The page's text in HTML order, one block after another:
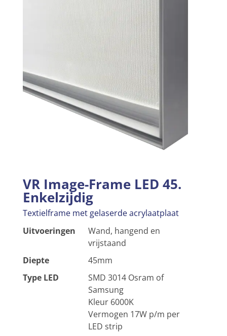
VR Image-Frame LED 45.
Enkelzijdig
Textielframe met gelaserde acrylaatplaat
Uitvoeringen
Wand, hangend en
vrijstaand
Diepte
45mm
Type LED
SMD 3014 Osram of
Samsung
Kleur 6000K
Vermogen 17W p/m per
LED strip